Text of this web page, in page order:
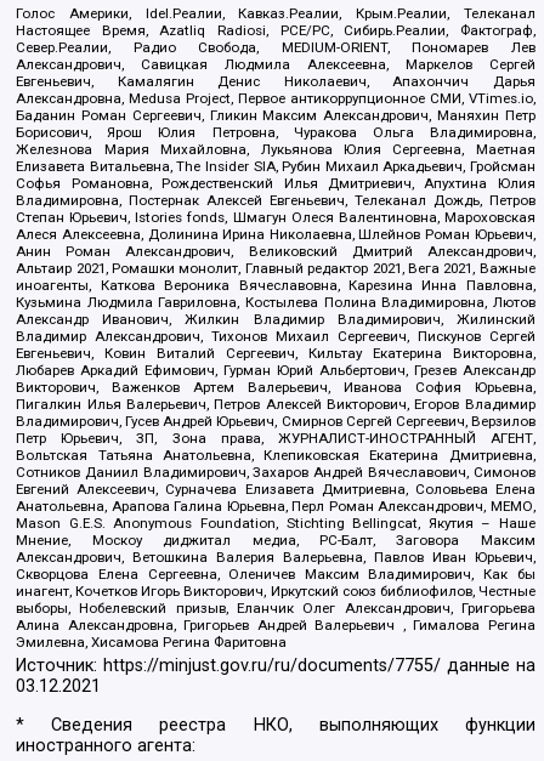
Голос Америки, Idel.Реалии, Кавказ.Реалии, Крым.Реалии, Телеканал
Настоящее Время, Azatliq Radiosi, PCE/PC, Сибирь.Реалии, Фактограф,
Север.Реалии, Радио Свобода, MEDIUM-ORIENT, Пономарев Лев
Александрович, Савицкая Людмила Алексеевна, Маркелов Сергей
Евгеньевич, Камалягин Денис Николаевич, Апахончич Дарья
Александровна, Medusa Project, Первое антикоррупционное СМИ, VTimes.io,
Баданин Роман Сергеевич, Гликин Максим Александрович, Маняхин Петр
Борисович, Ярош Юлия Петровна, Чуракова Ольга Владимировна,
Железнова Мария Михайловна, Лукьянова Юлия Сергеевна, Маетная
Елизавета Витальевна, The Insider SIA, Рубин Михаил Аркадьевич, Гройсман
Софья Романовна, Рождественский Илья Дмитриевич, Апухтина Юлия
Владимировна, Постернак Алексей Евгеньевич, Телеканал Дождь, Петров
Степан Юрьевич, Istories fonds, Шмагун Олеся Валентиновна, Мароховская
Алеся Алексеевна, Долинина Ирина Николаевна, Шлейнов Роман Юрьевич,
Анин Роман Александрович, Великовский Дмитрий Александрович,
Альтаир 2021, Ромашки монолит, Главный редактор 2021, Вега 2021, Важные
иноагенты, Каткова Вероника Вячеславовна, Карезина Инна Павловна,
Кузьмина Людмила Гавриловна, Костылева Полина Владимировна, Лютов
Александр Иванович, Жилкин Владимир Владимирович, Жилинский
Владимир Александрович, Тихонов Михаил Сергеевич, Пискунов Сергей
Евгеньевич, Ковин Виталий Сергеевич, Кильтау Екатерина Викторовна,
Любарев Аркадий Ефимович, Гурман Юрий Альбертович, Грезев Александр
Викторович, Важенков Артем Валерьевич, Иванова София Юрьевна,
Пигалкин Илья Валерьевич, Петров Алексей Викторович, Егоров Владимир
Владимирович, Гусев Андрей Юрьевич, Смирнов Сергей Сергеевич, Верзилов
Петр Юрьевич, ЗП, Зона права, ЖУРНАЛИСТ-ИНОСТРАННЫЙ АГЕНТ,
Вольтская Татьяна Анатольевна, Клепиковская Екатерина Дмитриевна,
Сотников Даниил Владимирович, Захаров Андрей Вячеславович, Симонов
Евгений Алексеевич, Сурначева Елизавета Дмитриевна, Соловьева Елена
Анатольевна, Арапова Галина Юрьевна, Перл Роман Александрович, МЕМО,
Mason G.E.S. Anonymous Foundation, Stichting Bellingcat, Якутия – Наше
Мнение, Москоу диджитал медиа, РС-Балт, Заговора Максим
Александрович, Ветошкина Валерия Валерьевна, Павлов Иван Юрьевич,
Скворцова Елена Сергеевна, Оленичев Максим Владимирович, Как бы
инагент, Кочетков Игорь Викторович, Иркутский союз библиофилов, Честные
выборы, Нобелевский призыв, Еланчик Олег Александрович, Григорьева
Алина Александровна, Григорьев Андрей Валерьевич , Гималова Регина
Эмилевна, Хисамова Регина Фаритовна
Источник: https://minjust.gov.ru/ru/documents/7755/ данные на
03.12.2021
* Сведения реестра НКО, выполняющих функции
иностранного агента: